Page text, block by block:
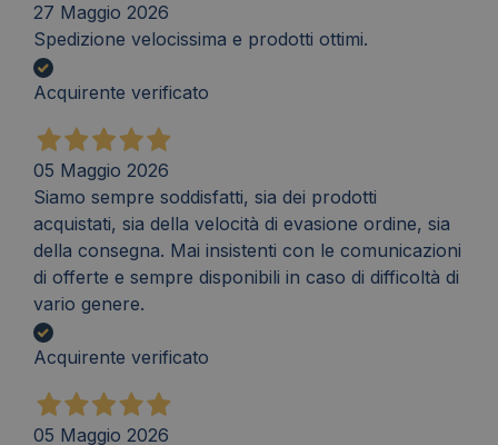
27 Maggio 2026
Spedizione velocissima e prodotti ottimi.
Acquirente verificato
05 Maggio 2026
Siamo sempre soddisfatti, sia dei prodotti
acquistati, sia della velocità di evasione ordine, sia
della consegna. Mai insistenti con le comunicazioni
di offerte e sempre disponibili in caso di difficoltà di
vario genere.
Acquirente verificato
05 Maggio 2026